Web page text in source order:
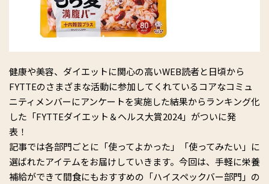
健康や美容、ダイエットに関⼼の⾼いWEB読者と日頃から
FYTTEのさまざまな活動に参加してくれているコアなコミュ
ニティメンバーにアンケートを実施した結果からランキング化
した「FYTTEダイエット＆ヘルス大賞2024」がついに発
表！
記事では各部門ごとに「使ってよかった」「使ってみたい」に
選ばれたアイテムをお届けしていきます。今回は、手軽に栄養
補給ができて間食にもおすすめの「ハイスペックバー部門」の